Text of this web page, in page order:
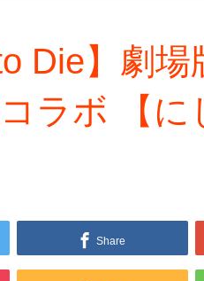
Die】劇
ラボ 【に
Share